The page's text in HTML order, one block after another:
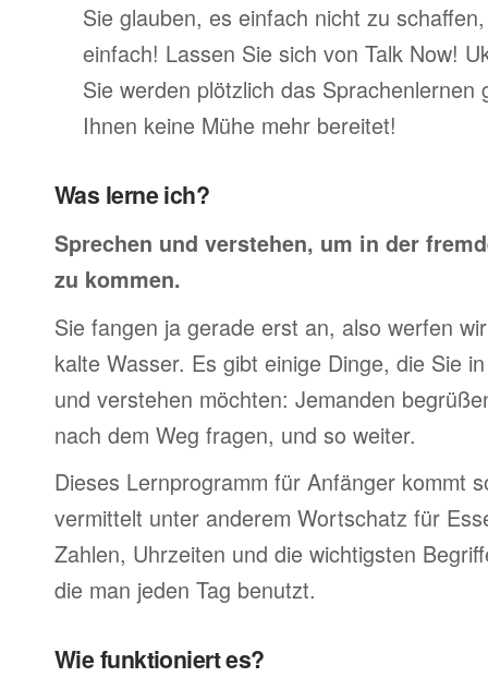
Sie glauben, es einfach nicht zu
einfach! Lassen Sie sich von Talk Now!
Sie werden plötzlich das Sprachenlernen
Ihnen keine Mühe mehr bereitet!
Was lerne ich?
Sprechen und verstehen, um in der
zu kommen.
Sie fangen ja gerade erst an, also werfen
kalte Wasser. Es gibt einige Dinge, die Sie
und verstehen möchten: Jemanden
nach dem Weg fragen, und so weiter.
Dieses Lernprogramm für Anfänger kommt
vermittelt unter anderem Wortschatz für
Zahlen, Uhrzeiten und die wichtigsten
die man jeden Tag benutzt.
Wie funktioniert es?